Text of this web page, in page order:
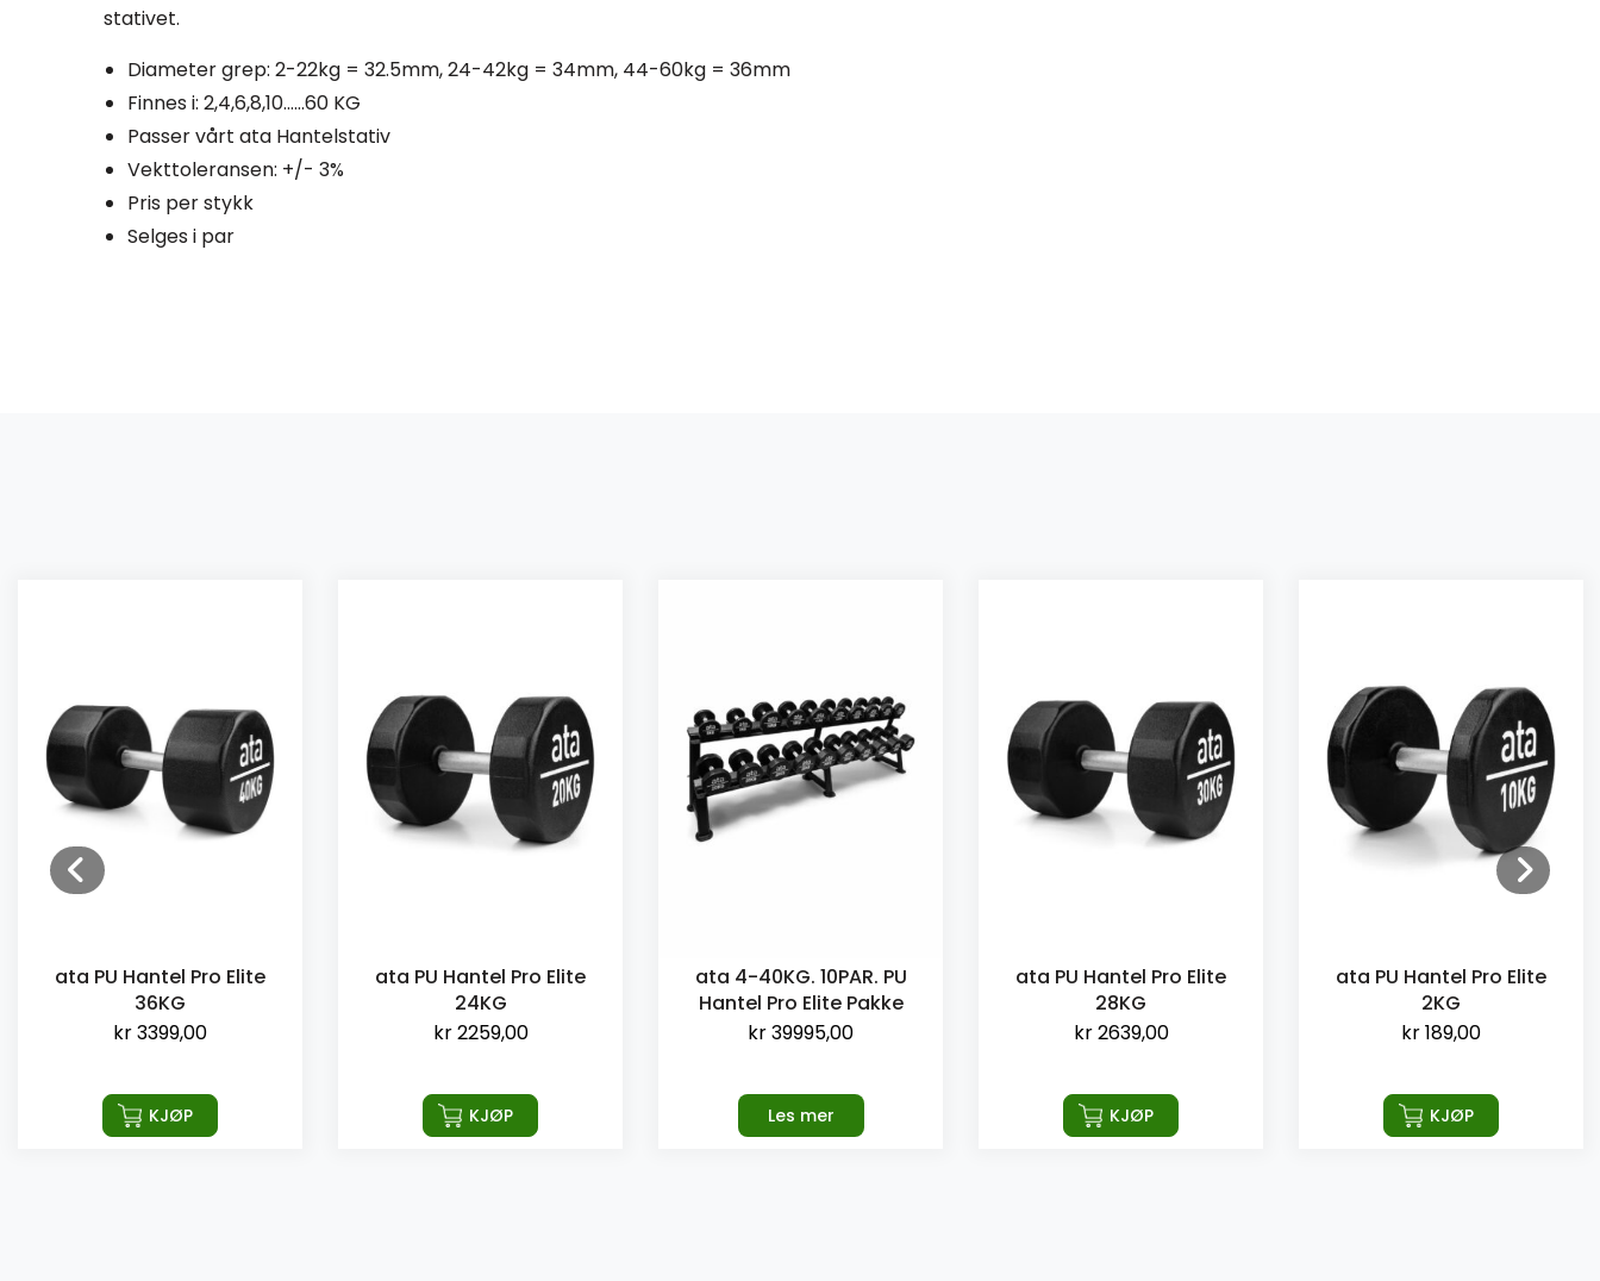
stativet.
Diameter grep: 2-22kg = 32.5mm, 24-42kg = 34mm, 44-60kg = 36mm
Finnes i: 2,4,6,8,10……60 KG
Passer vårt ata Hantelstativ
Vekttoleransen: +/- 3%
Pris per stykk
Selges i par
ata PU Hantel Pro Elite
36KG
kr3399,00
KJØP
ata PU Hantel Pro Elite
24KG
kr2259,00
KJØP
ata 4-40KG. 10PAR. PU
Hantel Pro Elite Pakke
kr39995,00
Les mer
ata PU Hantel Pro Elite
28KG
kr2639,00
KJØP
ata PU Hantel Pro Elite
2KG
kr189,00
KJØP